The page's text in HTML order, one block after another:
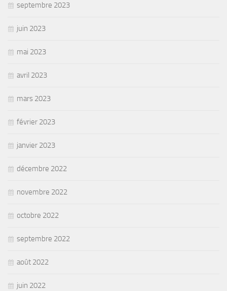
septembre 2023
juin 2023
mai 2023
avril 2023
mars 2023
février 2023
janvier 2023
décembre 2022
novembre 2022
octobre 2022
septembre 2022
août 2022
juin 2022